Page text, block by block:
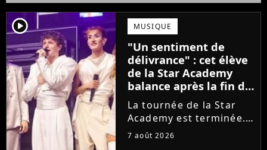
player2 MUSIQUE
"Un sentiment de
délivrance" : cet élève
de la Star Academy
balance après la fin de
la tournée
La tournée de la Star
Academy est terminée.
L'occasion pour les
7 août 2026